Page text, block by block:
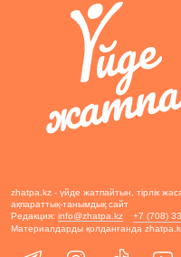
zhatpa.kz - үйде жатпайтын, тірлік
ақпараттық-танымдық сайт
Редакция: info@zhatpa.kz
+7 (708)
Материалдарды қолданғанда